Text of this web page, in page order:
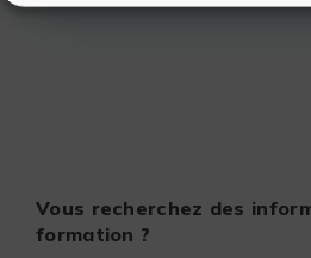
Vous recherchez des
formation ?